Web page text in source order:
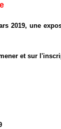
2019, une
et sur